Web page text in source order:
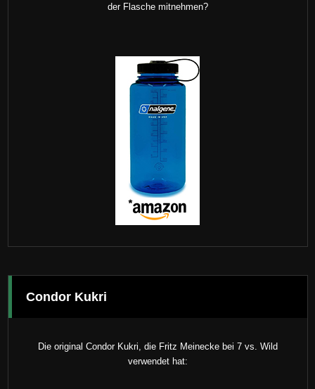
der Flasche mitnehmen?
Condor Kukri
Die original Condor Kukri, die Fritz Meinecke bei 7 vs. Wild
verwendet hat: